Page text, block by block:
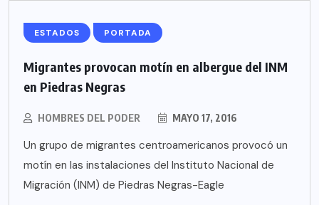
ESTADOS PORTADA
Migrantes provocan motín en albergue del INM
en Piedras Negras
HOMBRES DEL PODER MAYO 17, 2016
Un grupo de migrantes centroamericanos provocó un
motín en las instalaciones del Instituto Nacional de
Migración (INM) de Piedras Negras-Eagle